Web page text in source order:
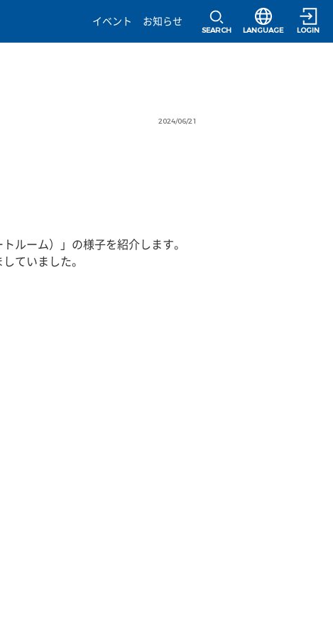
イベント
お知らせ
SEARCH
選択すると言語
LANGUAGE LOGIN
2024/06/21
ルーム）」の様子を紹介します。
ていました。